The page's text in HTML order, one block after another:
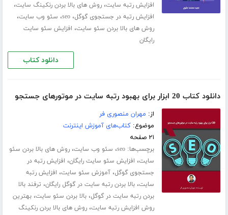
افزایش رتبه سایت،روش های بالا بردن رنکینگ سایت،
افزایش رتبه در جستجوی گوگل،seo، سئو وب سایت،
روش های بالا بردن سئو سایت، افزایش سئو سایت
رایگان
دانلود کتاب
دانلود کتاب 20 ابزار برای بهبود رتبه سایت در موتورهای جستجو
از: مهران منصوری فر
موضوع:کتاب‌های آموزش اینترنت
۲۱ صفحه
برچسب‌ها:seo، سئو وب سایت،روش های بالا بردن سئو
سایت، افزایش سئو سایت رایگان، افزایش رتبه در
جستجوی گوگل،آموزش سئو سایت، افزایش رتبه
سایت،بالا بردن رتبه سایت در گوگل رایگان، ترفند بالا
بردن رتبه سایت در گوگل،بالا بردن سئو سایت،بهترین
روش افزایش رتبه سایت،روش های بالا بردن رنکینگ